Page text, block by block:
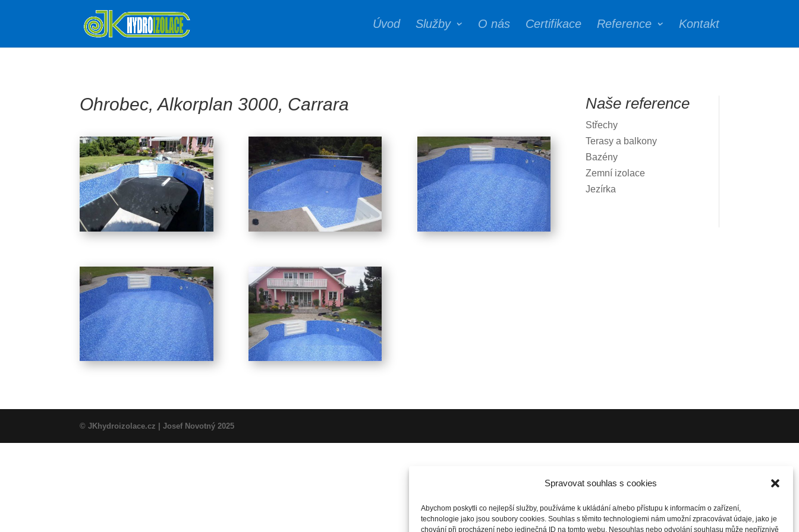
Spravovat souhlas s cookies
Abychom poskytli co nejlepší služby, používáme k ukládání a/nebo přístupu k informacím o zařízení,
technologie jako jsou soubory cookies. Souhlas s těmito technologiemi nám umožní zpracovávat údaje, jako je
chování při procházení nebo jedinečná ID na tomto webu. Nesouhlas nebo odvolání souhlasu může nepříznivě
Úvod Služby O nás Certifikace Reference Kontakt
Ohrobec, Alkorplan 3000, Carrara Naše reference
Střechy
Terasy a balkony
Bazény
Zemní izolace
Jezírka
© JKhydroizolace.cz | Josef Novotný 2025